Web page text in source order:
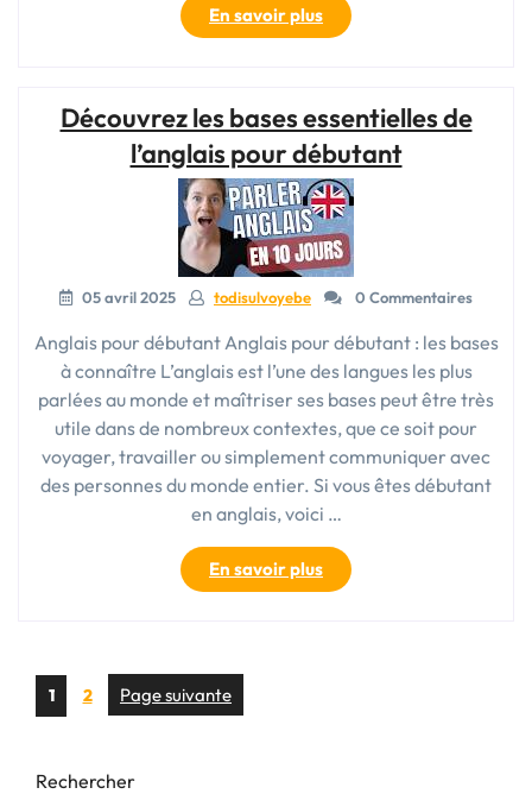
En savoir plus« Cours
d’anglais
:
Apprendre
les
bases
de
la
langue
anglaise »
Découvrez les bases essentielles de
l’anglais pour débutant
05 avril 2025 todisulvoyebe 0 Commentaires
Anglais pour débutant Anglais pour débutant : les bases
à connaître L’anglais est l’une des langues les plus
parlées au monde et maîtriser ses bases peut être très
utile dans de nombreux contextes, que ce soit pour
voyager, travailler ou simplement communiquer avec
des personnes du monde entier. Si vous êtes débutant
en anglais, voici …
En savoir plus« Découvrez
les
Posts
Page
1 Page
2 Page suivante
Rechercher